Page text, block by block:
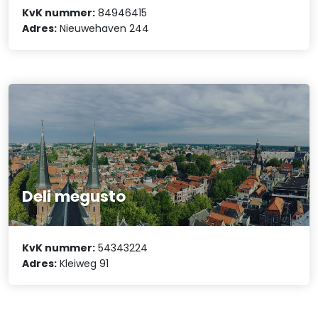
KvK nummer: 84946415
Adres: Nieuwehaven 244
Deli megusto
KvK nummer: 54343224
Adres: Kleiweg 91